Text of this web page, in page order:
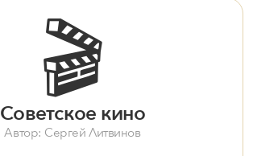
🎬
Советское кино
Автор: Сергей Литвинов